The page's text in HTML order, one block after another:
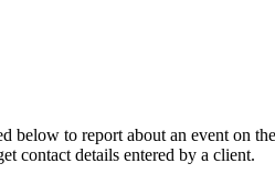
below to report about an event on
contact details entered by a client.